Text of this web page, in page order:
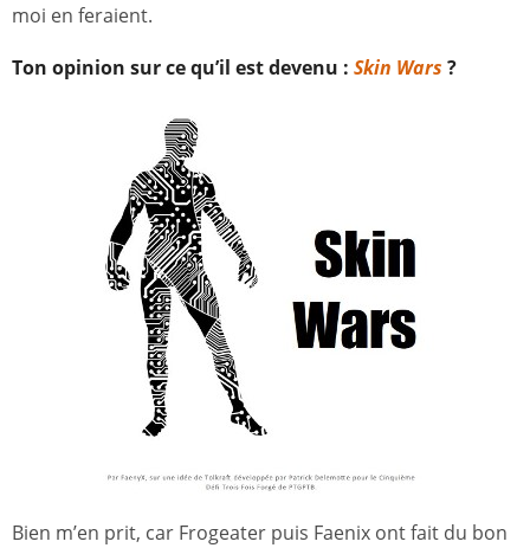
moi en feraient.
Ton opinion sur ce qu’il est devenu : Skin Wars ?
Bien m’en prit, car Frogeater puis Faenix ont fait du bon